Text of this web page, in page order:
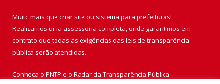
Muito mais que criar site ou sistema para prefeituras!
Realizamos uma assessoria completa, onde garantimos em
contrato que todas as exigências das leis de transparência
pública serão atendidas.
Conheça o PNTP e o Radar da Transparência Pública